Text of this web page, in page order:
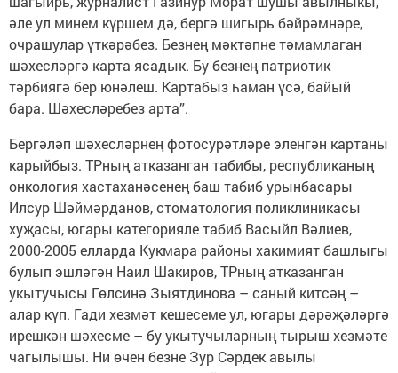
әле ул минем күршем дә, бергә шигырь бәйрәмнәре,
очрашулар үткәрәбез. Безнең мәктәпне тәмамлаган
шәхесләргә карта ясадык. Бу безнең патриотик
тәрбиягә бер юнәлеш. Картабыз һаман үсә, байый
бара. Шәхесләребез арта”.
Бергәләп шәхесләрнең фотосурәтләре эленгән картаны
карыйбыз. ТРның атказанган табибы, республиканың
онкология хастаханәсенең баш табиб урынбасары
Илсур Шәймәрданов, стоматология поликлиникасы
хуҗасы, югары категорияле табиб Васыйл Вәлиев,
2000-2005 елларда Кукмара районы хакимият башлыгы
булып эшләгән Наил Шакиров, ТРның атказанган
укытучысы Гөлсинә Зыятдинова – саный китсәң –
алар күп. Гади хезмәт кешесеме ул, югары дәрәҗәләргә
ирешкән шәхесме – бу укытучыларның тырыш хезмәте
чагылышы. Ни өчен безне Зур Сәрдек авылы